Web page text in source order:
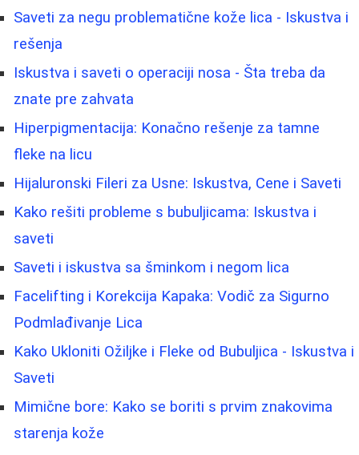
Saveti za negu problematične kože lica - Iskustva i
rešenja
Iskustva i saveti o operaciji nosa - Šta treba da
znate pre zahvata
Hiperpigmentacija: Konačno rešenje za tamne
fleke na licu
Hijaluronski Fileri za Usne: Iskustva, Cene i Saveti
Kako rešiti probleme s bubuljicama: Iskustva i
saveti
Saveti i iskustva sa šminkom i negom lica
Facelifting i Korekcija Kapaka: Vodič za Sigurno
Podmlađivanje Lica
Kako Ukloniti Ožiljke i Fleke od Bubuljica - Iskustva i
Saveti
Mimične bore: Kako se boriti s prvim znakovima
starenja kože